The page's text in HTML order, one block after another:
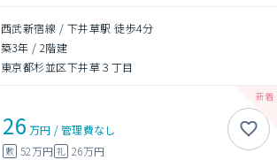
西武新宿線 / 下井草駅 徒歩4分
築3年 / 2階建
東京都杉並区下井草３丁目
26 万円 /管理費なし
敷 52万円 礼 26万円